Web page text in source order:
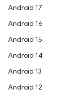
Android 17
Android 16
Android 15
Android 14
Android 13
Android 12